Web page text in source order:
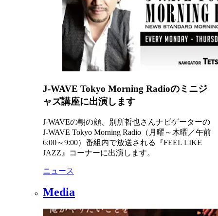
J-WAVE Tokyo Morning Radioのミニジ
ャズ講座に出演します
J-WAVEの朝の顔、別所哲也さんナビゲーターの
J-WAVE Tokyo Morning Radio（月曜～木曜／午前
6:00～9:00）番組内で放送される『FEEL LIKE
JAZZ』コーナーに出演します。
ニュース
Media